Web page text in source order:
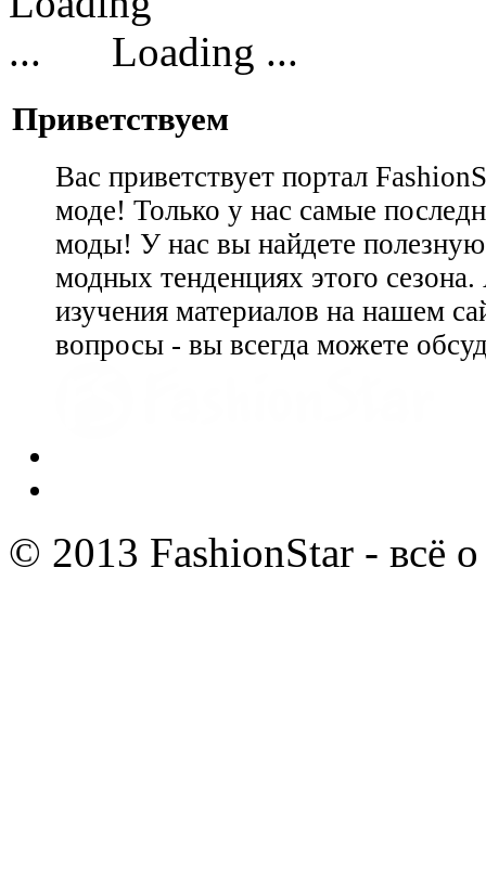
Loading ...
Приветствуем
Вас приветствует портал
моде! Только у нас самые
моды! У нас вы найдете
модных тенденциях этого
изучения материалов на нашем
вопросы - вы всегда можете
© 2013 FashionStar - всё